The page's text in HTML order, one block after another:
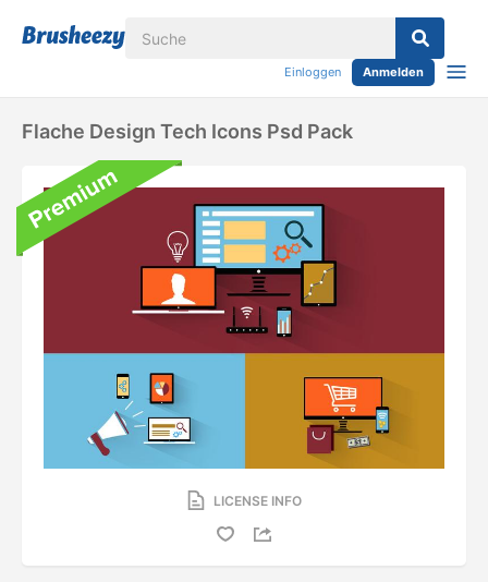
Einloggen Anmelden
Flache Design Tech Icons Psd Pack
LICENSE INFO